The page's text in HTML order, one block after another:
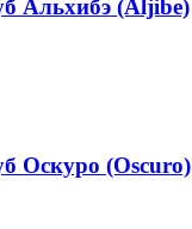
Альхибэ (Aljibe)
Оскуро (Oscuro)